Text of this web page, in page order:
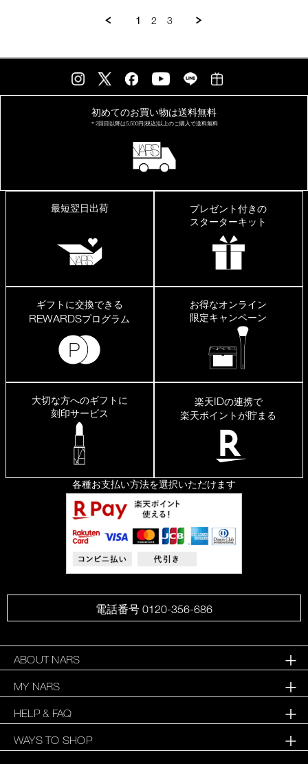
1 2 3
初めてのお買い物は送料無料
＊2回目以降は5,500円(税込)以上の ご購入で送料無料
最短翌日出荷
プレゼント付きの
スターターキット
ギフトに交換できる
REWARDSプログラム
お得なオンライン
限定キャンペーン
大切な方へのギフトに
刻印サービス
楽天IDの連携で
楽天ポイントが貯まる
各種お支払い方法を選択いただけます
電話番号 0120-356-686
ABOUT NARS
MY NARS
HELP & FAQ
WAYS TO SHOP